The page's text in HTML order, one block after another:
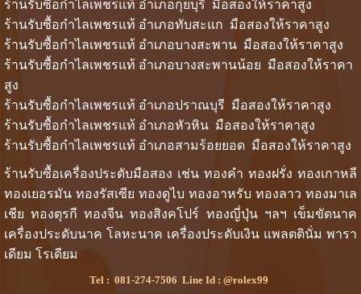
ร้านรับซื้อกำไลเพชรแท้ อำเภอกุยบุรี มือสองให้ราคาสูง
ร้านรับซื้อกำไลเพชรแท้ อำเภอทับสะแก มือสองให้ราคาสูง
ร้านรับซื้อกำไลเพชรแท้ อำเภอบางสะพาน มือสองให้ราคาสูง
ร้านรับซื้อกำไลเพชรแท้ อำเภอบางสะพานน้อย มือสองให้ราคา
สูง
ร้านรับซื้อกำไลเพชรแท้ อำเภอปราณบุรี มือสองให้ราคาสูง
ร้านรับซื้อกำไลเพชรแท้ อำเภอหัวหิน มือสองให้ราคาสูง
ร้านรับซื้อกำไลเพชรแท้ อำเภอสามร้อยยอด มือสองให้ราคาสูง
ร้านรับซื้อเครื่องประดับมือสอง เช่น ทองคำ ทองฝรั่ง ทองเกาหลี
ทองเยอรมัน ทองรัสเซีย ทองดูไบ ทองอาหรับ ทองลาว ทองมาเล
เชีย ทองตุรกี ทองจีน ทองสิงคโปร์ ทองญี่ปุ่น ฯลฯ เข็มขัดนาค
เครื่องประดับนาค โลหะนาค เครื่องประดับเงิน แพลตตินั่ม พารา
เดียม โรเดียม
Tel :081-274-7506 Line Id :@rolex99